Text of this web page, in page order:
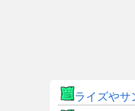
ライズやサ